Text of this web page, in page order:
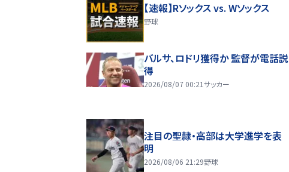
【速報】Rソックス vs. Wソックス
野球
バルサ、ロドリ獲得か 監督が電話説
得
2026/08/07 00:21サッカー
注目の聖隷・高部は大学進学を表
明
2026/08/06 21:29野球